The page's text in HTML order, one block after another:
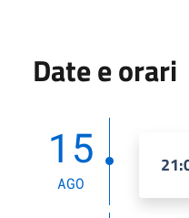
Date e orari
15
AGO